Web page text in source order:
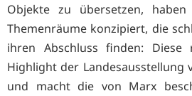
Objekte zu übersetzen,
Themenräume konzipiert, die
ihren Abschluss finden:
Highlight der Landesausstellung
und macht die von Marx